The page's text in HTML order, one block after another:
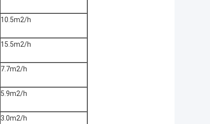
10.5m2/h
15.5m2/h
7.7m2/h
5.9m2/h
3.0m2/h